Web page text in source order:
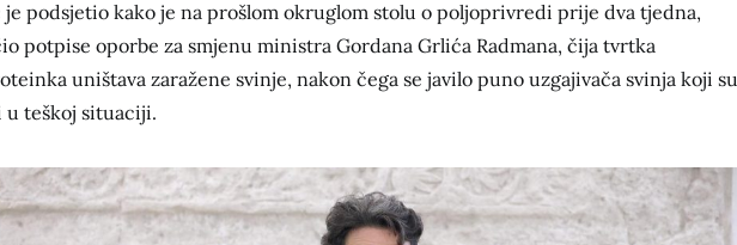
podsjetio kako je na prošlom okruglom stolu o poljoprivredi prije dva tjedna,
potpise oporbe za smjenu ministra Gordana Grlića Radmana, čija tvrtka
uništava zaražene svinje, nakon čega se javilo puno uzgajivača svinja koji su
u teškoj situaciji.